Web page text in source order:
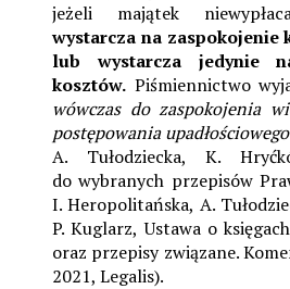
jeżeli majątek
wystarcza na zaspokojenie
lub wystarcza jedynie
kosztów. Piśmiennictwo
wówczas do zaspokojenia
postępowania
A. Tułodziecka, K.
do wybranych przepisów
I. Heropolitańska, A.
P. Kuglarz, Ustawa o
oraz przepisy związane.
2021, Legalis).